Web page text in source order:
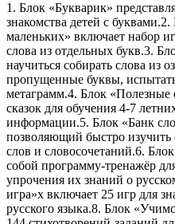
1. Блок «Букварик»
знакомства детей с
маленьких» включает набор
слова из отдельных букв.3.
научиться собирать слова из
пропущенные буквы,
метаграмм.4. Блок «Полезные
сказок для обучения 4-7
информации.5. Блок «Банк
позволяющий быстро
слов и словосочетаний.6.
собой программу-тренажёр
упрочения их знаний о
игра»х включает 25 игр для
русского языка.8. Блок